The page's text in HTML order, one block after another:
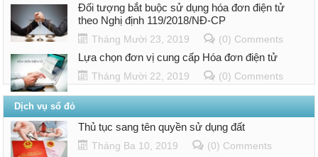
Đối tượng bắt buộc sử dụng hóa đơn điện tử
theo Nghị định 119/2018/NĐ-CP
Tháng Mười 23, 2019 (0) Comments
Lựa chọn đơn vị cung cấp Hóa đơn điện tử
Tháng Mười 22, 2019 (0) Comments
Dịch vụ sổ đỏ
Thủ tục sang tên quyền sử dụng đất
Tháng Ba 10, 2019 (0) Comments